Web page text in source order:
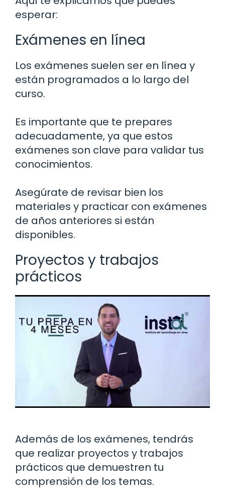
esperar:
Exámenes en línea
Los exámenes suelen ser en línea y
están programados a lo largo del
curso.
Es importante que te prepares
adecuadamente, ya que estos
exámenes son clave para validar tus
conocimientos.
Asegúrate de revisar bien los
materiales y practicar con exámenes
de años anteriores si están
disponibles.
Proyectos y trabajos
prácticos
Además de los exámenes, tendrás
que realizar proyectos y trabajos
prácticos que demuestren tu
comprensión de los temas.